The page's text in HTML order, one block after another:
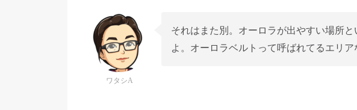
ワタシA
それはまた別。オーロラが出やすい場所
よ。オーロラベルトって呼ばれてるエリア